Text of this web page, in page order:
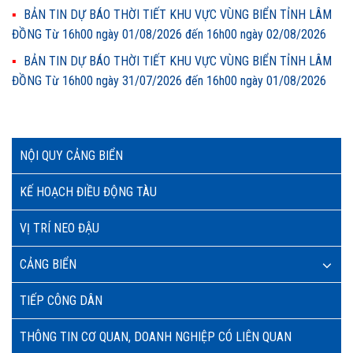
NỘI QUY CẢNG BIỂN
KẾ HOẠCH ĐIỀU ĐỘNG TÀU
VỊ TRÍ NEO ĐẬU
CẢNG BIỂN
TIẾP CÔNG DÂN
THÔNG TIN CƠ QUAN, DOANH NGHIỆP CÓ LIÊN QUAN
BẢN TIN DỰ BÁO THỜI TIẾT KHU VỰC VÙNG BIỂN TỈNH LÂM
ĐỒNG Từ 16h00 ngày 01/08/2026 đến 16h00 ngày 02/08/2026
BẢN TIN DỰ BÁO THỜI TIẾT KHU VỰC VÙNG BIỂN TỈNH LÂM
ĐỒNG Từ 16h00 ngày 31/07/2026 đến 16h00 ngày 01/08/2026